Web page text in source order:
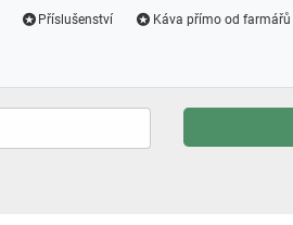
Příslušenství Káva přímo od